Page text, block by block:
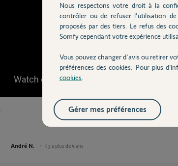
André N. il y a plus de 4 ans
Nous respectons votre droit à la
contrôler ou de refuser l'utilisation
proposés par des tiers. Le refus des
Somfy cependant votre expérience
Vous pouvez changer d'avis ou retirer
préférences des cookies. Pour plus
cookies
Gérer mes préférences